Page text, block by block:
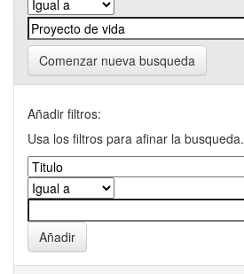
Comenzar nueva busqueda
Añadir filtros:
Usa los filtros para afinar la busqueda.